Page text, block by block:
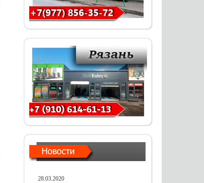
28.03.2020